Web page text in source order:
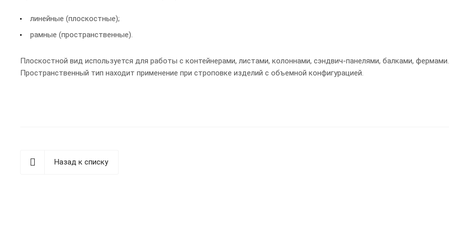
линейные (плоскостные);
рамные (пространственные).
Плоскостной вид используется для работы с контейнерами, листами, колоннами, сэндвич-панелями, балками, фермами.
Пространственный тип находит применение при строповке изделий с объемной конфигурацией.
Назад к списку